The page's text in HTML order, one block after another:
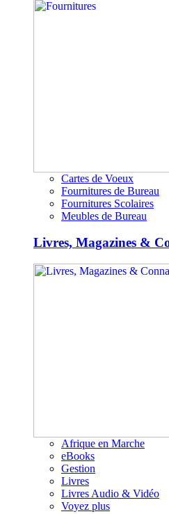
Cartes de Voeux
Fournitures de Bureau
Fournitures Scolaires
Meubles de Bureau
Livres, Magazines &
Afrique en Marche
eBooks
Gestion
Livres
Livres Audio & Vidéo
Voyez plus